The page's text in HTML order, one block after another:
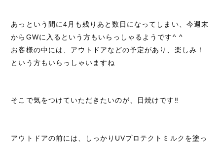
あっという間に4月も残りあと数日になってしまい、今週末
からGWに入るという方もいらっしゃるようです^ ^
お客様の中には、アウトドアなどの予定があり、楽しみ！
という方もいらっしゃいますね
そこで気をつけていただきたいのが、日焼けです‼︎
アウトドアの前には、しっかりUVプロテクトミルクを塗っ